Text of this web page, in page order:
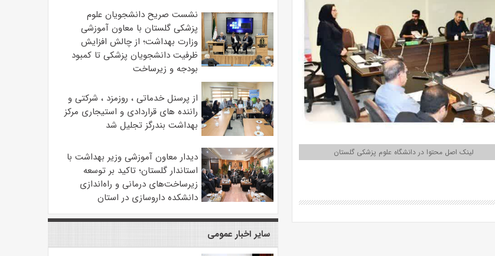
لینک اصل محتوا در دانشگاه علوم پزشکی گلستان
نشست صریح دانشجویان علوم
پزشکی گلستان با معاون آموزشی
وزارت بهداشت؛ از چالش افزایش
ظرفیت دانشجویان ‌پزشکی تا کمبود
بودجه و زیرساخت
از پرسنل خدماتی ، روزمزد ، شرکتی و
راننده های قراردادی و استیجاری مرکز
بهداشت بندرگز تجلیل شد
دیدار معاون آموزشی وزیر بهداشت با
استاندار گلستان؛ تاکید بر توسعه
زیرساخت‌های درمانی و راه‌اندازی
دانشکده داروسازی در استان
سایر اخبار عمومی